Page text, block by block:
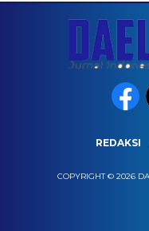
REDAKSI
COPYRIGHT © 2026